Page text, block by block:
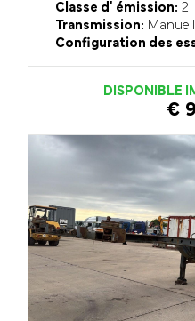
Classe d' émission: 2
Transmission:
Configuration des
DISPONIBLE
€